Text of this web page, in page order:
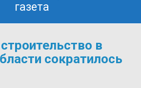
газета
в
сократилось